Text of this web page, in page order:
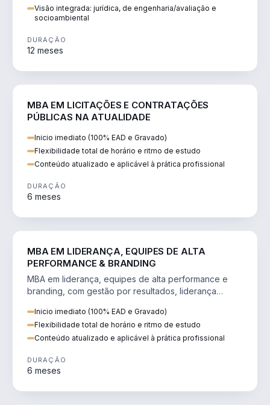
Visão integrada: jurídica, de engenharia/avaliação e
socioambiental
DURAÇÃO
12 meses
MBA EM LICITAÇÕES E CONTRATAÇÕES
PÚBLICAS NA ATUALIDADE
Inicio imediato (100% EAD e Gravado)
Flexibilidade total de horário e ritmo de estudo
Conteúdo atualizado e aplicável à prática profissional
DURAÇÃO
6 meses
MBA EM LIDERANÇA, EQUIPES DE ALTA
PERFORMANCE & BRANDING
MBA em liderança, equipes de alta performance e
branding, com gestão por resultados, liderança
Inicio imediato (100% EAD e Gravado)
Flexibilidade total de horário e ritmo de estudo
Conteúdo atualizado e aplicável à prática profissional
DURAÇÃO
6 meses